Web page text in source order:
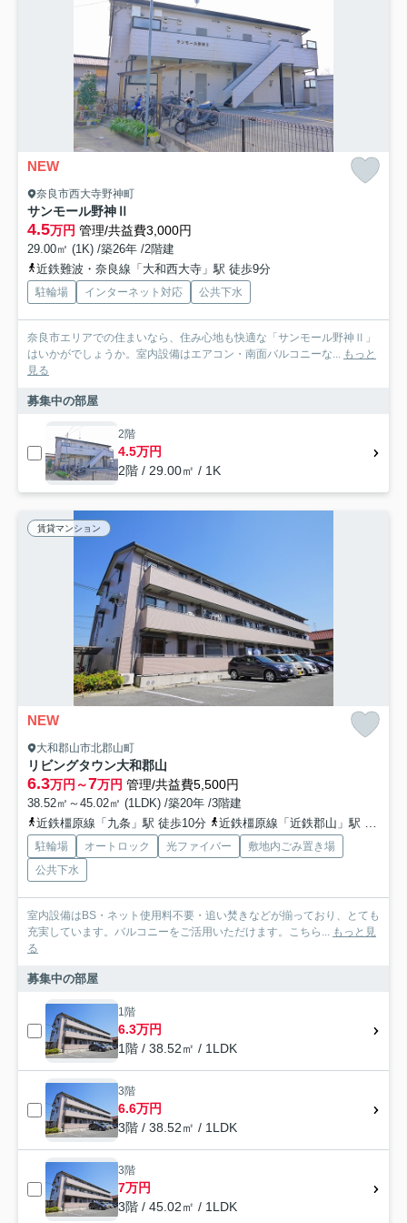
NEW
奈良市西大寺野神町
サンモール野神Ⅱ
4.5万円 管理/共益費3,000円
29.00㎡ (1K) /築26年 /2階建
近鉄難波・奈良線「大和西大寺」駅 徒歩9分
駐輪場 インターネット対応 公共下水
奈良市エリアでの住まいなら、住み心地も快適な「サンモール野神Ⅱ」
はいかがでしょうか。室内設備はエアコン・南面バルコニーな... もっと
見る
募集中の部屋
2階
4.5万円
2階 / 29.00㎡ / 1K
賃貸マンション
NEW
大和郡山市北郡山町
リビングタウン大和郡山
6.3万円～7万円 管理/共益費5,500円
38.52㎡～45.02㎡ (1LDK) /築20年 /3階建
近鉄橿原線「九条」駅 徒歩10分
近鉄橿原線「近鉄郡山」駅 徒歩15分
駐輪場 オートロック 光ファイバー
敷地内ごみ置き場
公共下水
室内設備はBS・ネット使用料不要・追い焚きなどが揃っており、とても
充実しています。バルコニーをご活用いただけます。こちら... もっと見
る
募集中の部屋
1階
6.3万円
1階 / 38.52㎡ / 1LDK
3階
6.6万円
3階 / 38.52㎡ / 1LDK
3階
7万円
3階 / 45.02㎡ / 1LDK